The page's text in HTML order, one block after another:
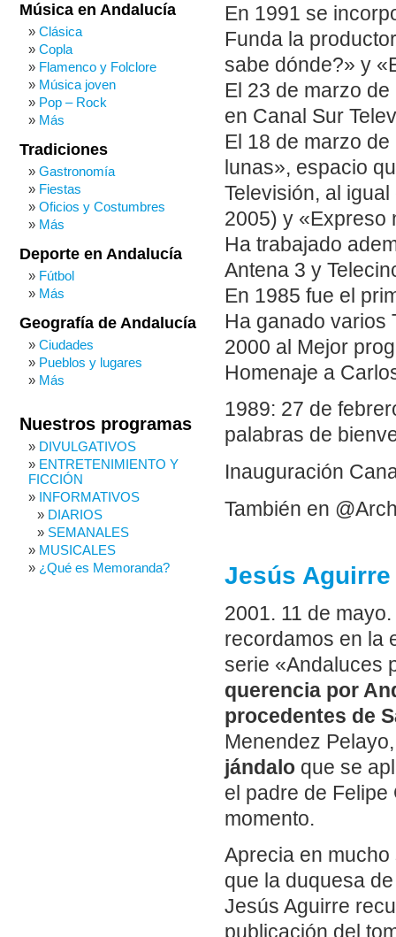
En 1991 se
Funda la
sabe dónde?» y
El 23 de marzo
en Canal Sur
El 18 de marzo
lunas», espacio
Televisión, al
2005) y «Expreso
Ha trabajado
Antena 3 y
En 1985 fue el
Ha ganado varios
2000 al Mejor
Homenaje a
1989: 27 de
palabras de
Inauguración
También en
Jesús
2001. 11 de
recordamos en la
serie «Andaluces
querencia por
procedentes de
Menendez
jándalo que se
el padre de
momento.
Aprecia en
que la duquesa
Jesús Aguirre
publicación del
Música en Andalucía
Clásica
Copla
Flamenco y Folclore
Música joven
Pop – Rock
Más
Tradiciones
Gastronomía
Fiestas
Oficios y Costumbres
Más
Deporte en Andalucía
Fútbol
Más
Geografía de Andalucía
Ciudades
Pueblos y lugares
Más
Nuestros programas
DIVULGATIVOS
ENTRETENIMIENTO Y
FICCIÓN
INFORMATIVOS
DIARIOS
SEMANALES
MUSICALES
¿Qué es Memoranda?